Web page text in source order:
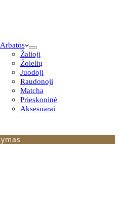
Arbatos
Žalioji
Žolelių
Juodoji
Raudonoji
Matcha
Prieskoninė
Aksesuarai